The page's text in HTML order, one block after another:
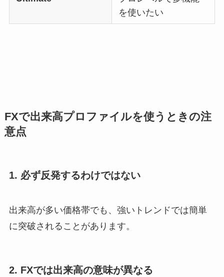
を使いたい
FXで出来高プロファイルを使うときの注
意点
1. 必ず反発するわけではない
出来高が多い価格帯でも、強いトレンドでは簡単
に突破されることがあります。
2. FXでは出来高の意味が異なる